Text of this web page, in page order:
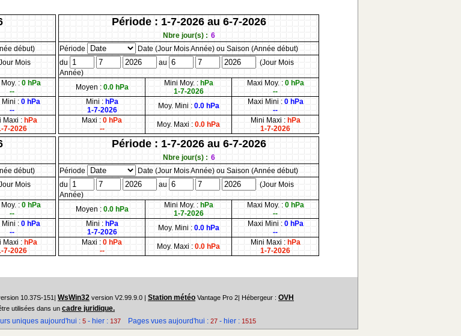
début)
Mois
: 0 hPa
--
Mini : 0 hPa
--
Maxi : hPa
7-2026
Période : 1-7-2026 au 6-7-2026
Nbre jour(s) : 6
Période
Date (Jour Mois Année) ou Saison (Année début)
du
au
(Jour Mois
Année)
Moyen : 0.0 hPa Mini Moy. : hPa
1-7-2026
Maxi Moy. : 0 hPa
--
Mini : hPa
1-7-2026
Moy. Mini : 0.0 hPa Maxi Mini : 0 hPa
--
Maxi : 0 hPa
--
Moy. Maxi : 0.0 hPa Mini Maxi : hPa
1-7-2026
début)
Mois
: 0 hPa
--
Mini : 0 hPa
--
Maxi : hPa
7-2026
Période : 1-7-2026 au 6-7-2026
Nbre jour(s) : 6
Période
Date (Jour Mois Année) ou Saison (Année début)
du
au
(Jour Mois
Année)
Moyen : 0.0 hPa Mini Moy. : hPa
1-7-2026
Maxi Moy. : 0 hPa
--
Mini : hPa
1-7-2026
Moy. Mini : 0.0 hPa Maxi Mini : 0 hPa
--
Maxi : 0 hPa
--
Moy. Maxi : 0.0 hPa Mini Maxi : hPa
1-7-2026
10.37S-151| WsWin32 version V2.99.9.0 | Station météo Vantage Pro 2| Hébergeur : OVH
utilisées dans un cadre juridique.
uniques aujourd'hui : 5 - hier : 137 Pages vues aujourd'hui : 27 - hier : 1515